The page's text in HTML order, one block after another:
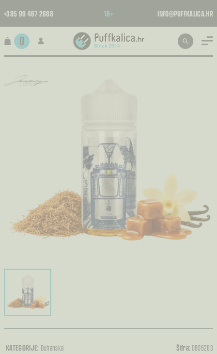
+385 99 467 2888 18+ INFO@PUFFKALICA.HR
0
KATEGORIJE: Duhanska Šifra:0806283